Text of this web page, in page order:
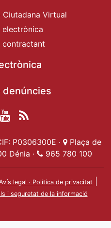
Ciutadana Virtual
denúncies
de Dénia
Twitter Ajuntament
de Dénia
Ajuntament de
Dénia
Actualitat
Ajuntament
P0306300E ·
Plaça de
Dénia ·
965 780 100
legal · Política de privacitat
i seguretat de la informació